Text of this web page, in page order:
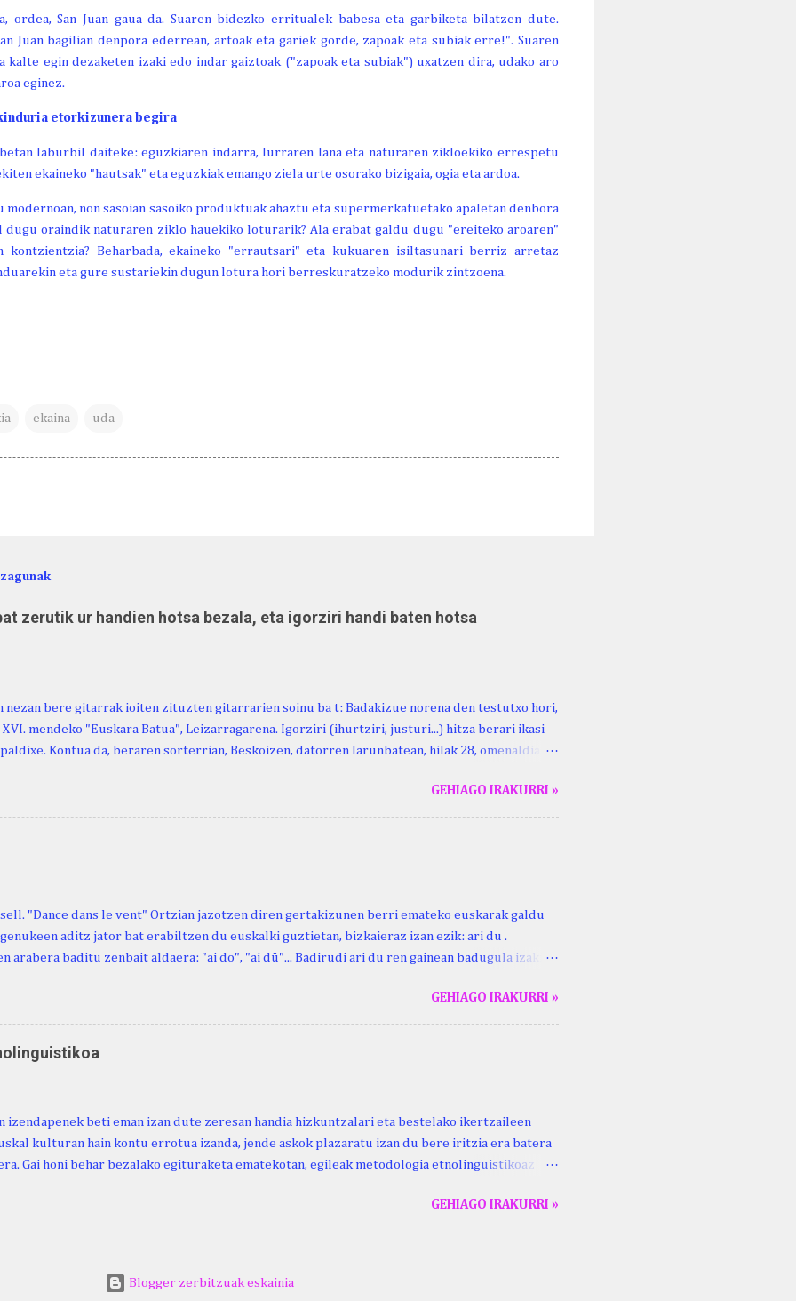
ordea, San Juan gaua da. Suaren bidezko erritualek babesa eta garbiketa bilatzen dute.
Juan bagilian denpora ederrean, artoak eta gariek gorde, zapoak eta subiak erre!". Suaren
kalte egin dezaketen izaki edo indar gaiztoak ("zapoak eta subiak") uxatzen dira, udako aro
eginez.
etorkizunera begira
laburbil daiteke: eguzkiaren indarra, lurraren lana eta naturaren zikloekiko errespetu
ekaineko "hautsak" eta eguzkiak emango ziela urte osorako bizigaia, ogia eta ardoa.
modernoan, non sasoian sasoiko produktuak ahaztu eta supermerkatuetako apaletan denbora
oraindik naturaren ziklo hauekiko loturarik? Ala erabat galdu dugu "ereiteko aroaren"
kontzientzia? Beharbada, ekaineko "errautsari" eta kukuaren isiltasunari berriz arretaz
eta gure sustariekin dugun lotura hori berreskuratzeko modurik zintzoena.
ekaina uda
zerutik ur handien hotsa bezala, eta igorziri handi baten hotsa
nezan bere gitarrak ioiten zituzten gitarrarien soinu ba t: Badakizue norena den testutxo hori,
XVI. mendeko "Euskara Batua", Leizarragarena. Igorziri (ihurtziri, justuri...) hitza berari ikasi
Kontua da, beraren sorterrian, Beskoizen, datorren larunbatean, hilak 28, omenaldia
berri. "Leizarraga egun" izeneko omenaldia antolatu dute. Hauxe duzue Kristinari Henri
programa: - 15.00 Ongi etorria (herriko jantegian). - Henrike Knörr: Leizarraga-
GEHIAGO IRAKURRI »
"Dance dans le vent" Ortzian jazotzen diren gertakizunen berri emateko euskarak galdu
aditz jator bat erabiltzen du euskalki guztietan, bizkaieraz izan ezik: ari du .
arabera baditu zenbait aldaera: "ai do", "ai dü"... Badirudi ari du ren gainean badugula izaki
ari du. (Euria). Mujika Josefa Martina . Neronek or-emen entzunak. Lodi ari du: ebi (euri)
Oñatibia Manuel . Bible Saindua. (Duvoisin). 1859. Ebiya bizitzen ari du .... Mujika Josefa
Neronek or-emen entzunak. Gexala ari du ... Ebi maxkala . (Ebi indar gutxikoa). Mujika Josefa
or-emen entzunak. Euri txe au da okerrena... Ezerez bezela ari du , ta sartzen da
GEHIAGO IRAKURRI »
izendapenek beti eman izan dute zeresan handia hizkuntzalari eta bestelako ikertzaileen
kulturan hain kontu errotua izanda, jende askok plazaratu izan du bere iritzia era batera
Gai honi behar bezalako egituraketa ematekotan, egileak metodologia etnolinguistikoaz
Horretarako, nozio orokorretan oinarrituriko sailkapena du ikerlan honek gidari. Kepa
index.php/euskera/article/view/287/328
GEHIAGO IRAKURRI »
Blogger zerbitzuak eskainia